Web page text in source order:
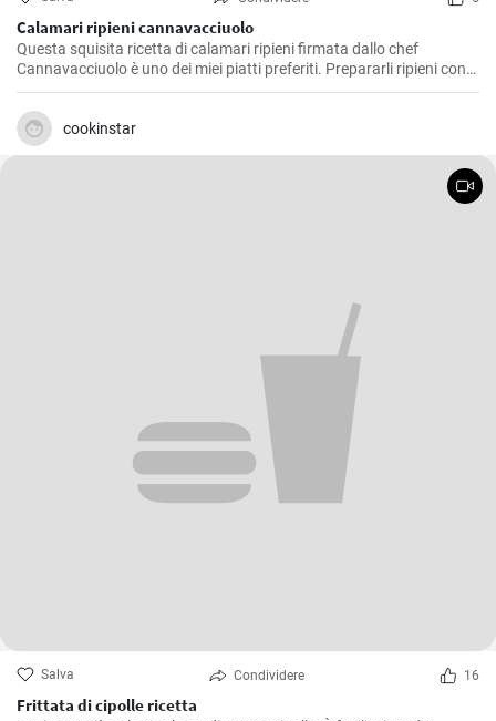
Calamari ripieni cannavacciuolo
Questa squisita ricetta di calamari ripieni firmata dallo chef
Cannavacciuolo è uno dei miei piatti preferiti. Prepararli ripieni con
aromi, pane raffermo e prezzemolo è un'ideale miscela di sapori di
mare e terra e poi cotta al forno dona un delizioso ed equilibrato
soddisfazione al palato. E' un piatto che preferisco servire come
antipasto durante le festività, ma è ottimo anche come secondo
cookinstar
Salva Condividere 16
Frittata di cipolle ricetta